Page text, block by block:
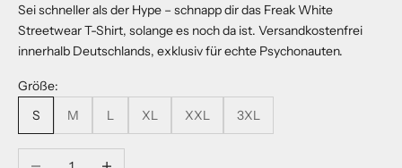
Sei schneller als der Hype – schnapp dir das Freak White
Streetwear T-Shirt, solange es noch da ist. Versandkostenfrei
innerhalb Deutschlands, exklusiv für echte Psychonauten.
Größe:
S
M L XL XXL 3XL
Decrease quantityIncrease quantity